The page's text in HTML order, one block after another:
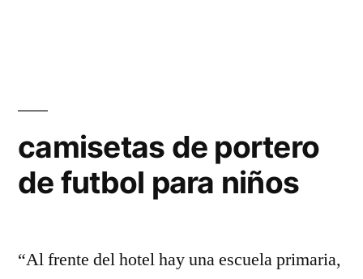
camisetas de portero
de futbol para niños
“Al frente del hotel hay una escuela primaria,